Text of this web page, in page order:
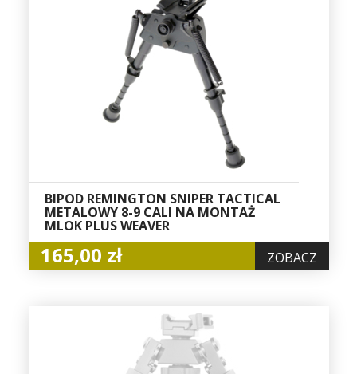
BIPOD REMINGTON SNIPER TACTICAL
METALOWY 8-9 CALI NA MONTAŻ
MLOK PLUS WEAVER
165,00 zł ZOBACZ